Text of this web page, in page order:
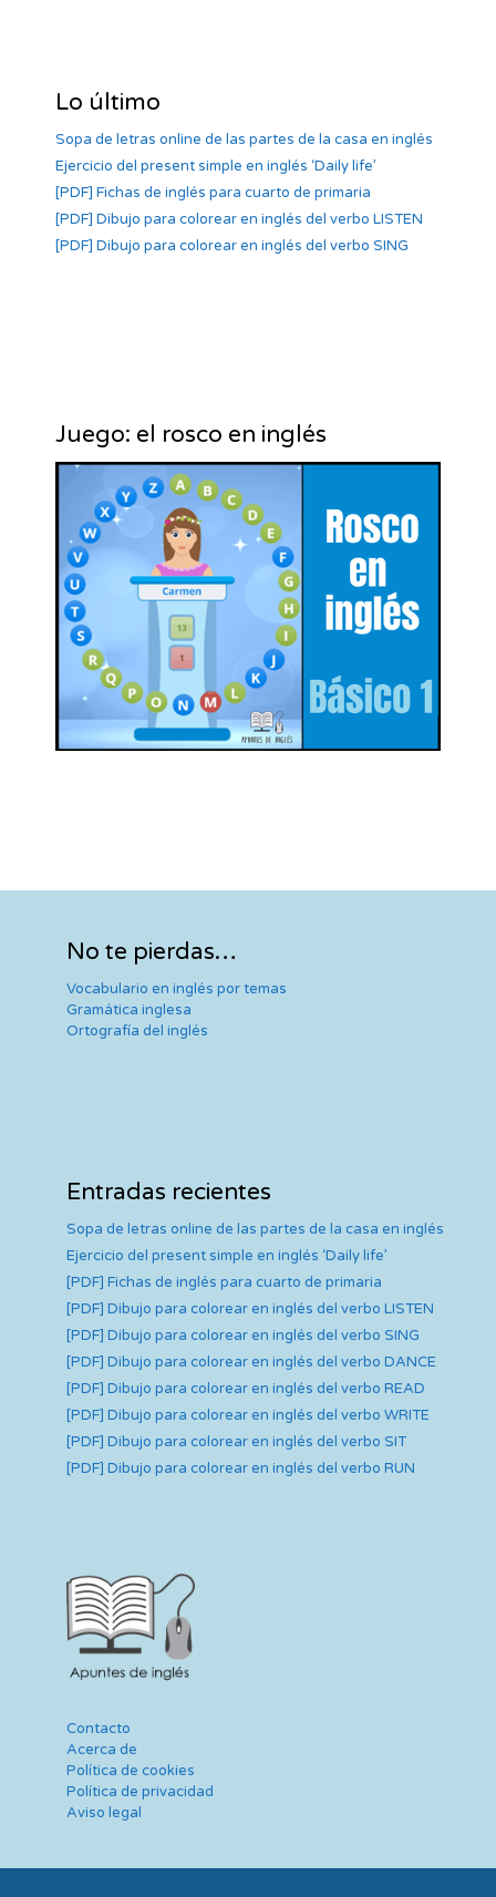
Lo último
Sopa de letras online de las partes de la casa en inglés
Ejercicio del present simple en inglés ‘Daily life’
[PDF] Fichas de inglés para cuarto de primaria
[PDF] Dibujo para colorear en inglés del verbo LISTEN
[PDF] Dibujo para colorear en inglés del verbo SING
Juego: el rosco en inglés
No te pierdas…
Vocabulario en inglés por temas
Gramática inglesa
Ortografía del inglés
Entradas recientes
Sopa de letras online de las partes de la casa en inglés
Ejercicio del present simple en inglés ‘Daily life’
[PDF] Fichas de inglés para cuarto de primaria
[PDF] Dibujo para colorear en inglés del verbo LISTEN
[PDF] Dibujo para colorear en inglés del verbo SING
[PDF] Dibujo para colorear en inglés del verbo DANCE
[PDF] Dibujo para colorear en inglés del verbo READ
[PDF] Dibujo para colorear en inglés del verbo WRITE
[PDF] Dibujo para colorear en inglés del verbo SIT
[PDF] Dibujo para colorear en inglés del verbo RUN
Contacto
Acerca de
Política de cookies
Política de privacidad
Aviso legal